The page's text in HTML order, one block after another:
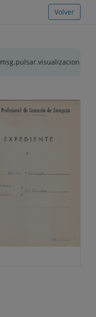
Volver
msg.pulsar.visualizacion